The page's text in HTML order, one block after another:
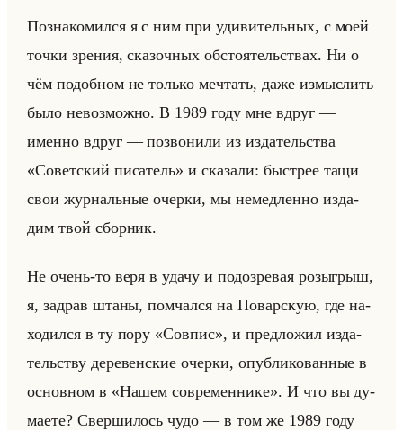
По­зна­ко­мил­ся я с ним при уди­ви­тельных, с моей
точки зре­ния, ска­зоч­ных об­сто­ятельствах. Ни о
чём по­доб­ном не только меч­тать, даже из­мыс­лить
было невоз­мож­но. В 1989 году мне вдруг —
имен­но вдруг — по­зво­ни­ли из из­да­тельства
«Советский писатель» и ска­за­ли: быст­рее тащи
свои жур­нальные очер­ки, мы немед­лен­но из­да­
дим твой сбор­ник.
Не очень-то веря в удачу и по­до­зре­вая розыг­рыш,
я, за­драв штаны, по­мчал­ся на По­вар­скую, где на­
хо­дил­ся в ту пору «Совпис», и пред­ло­жил из­да­
тельству де­ре­вен­ские очер­ки, опуб­ли­ко­ван­ные в
ос­нов­ном в «Нашем современнике». И что вы ду­
ма­ете? Свер­ши­лось чудо — в том же 1989 году